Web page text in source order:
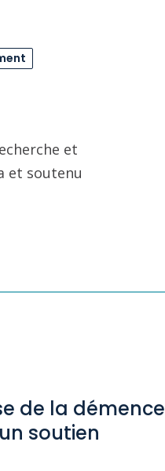
et
et soutenu
de la démence
soutien